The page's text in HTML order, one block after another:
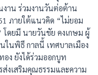
งาน ร่วมงานวันต่อต้าน
ภายใต้แนวคิด “ไม่ยอม
โดยมี นายวันชัย คงเกษม ผู้
ในพิธี กาลนี้ เทศบาลเมือง
อง ยังได้ร่วมออกบูท
งเสริมคุณธรรมและความ